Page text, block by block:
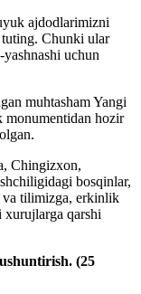
ajdodlarimizni
Chunki ular
uchun
muhtasham Yangi
monumentidan hozir
Chingizxon,
bosqinlar,
va tilimizga, erkinlik
xurujlarga qarshi
(25